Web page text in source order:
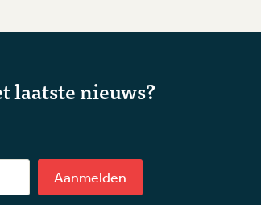
laatste nieuws?
Aanmelden